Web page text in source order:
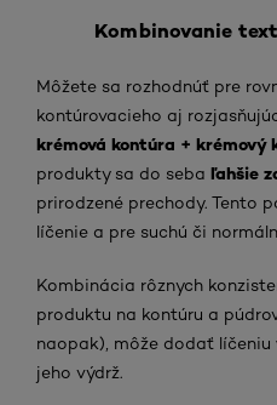
Kombinovanie
Môžete sa rozhodnúť pre
kontúrovacieho aj
krémová kontúra + krémový
produkty sa do seba ľahšie
prirodzené prechody. Tento
líčenie a pre suchú či
Kombinácia rôznych
produktu na kontúru a
naopak), môže dodať líčeniu
jeho výdrž.